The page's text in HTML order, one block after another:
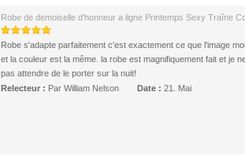
Robe de demoiselle d'honneur a ligne Printemps Sexy Traîne
Robe s'adapte parfaitement c'est exactement ce que l'image
et la couleur est la même. la robe est magnifiquement fait et je
pas attendre de le porter sur la nuit!
Relecteur : Par William Nelson Date : 21. Mai